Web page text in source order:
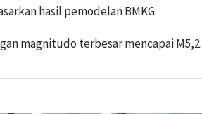
hasil pemodelan BMKG.
magnitudo terbesar mencapai M5,2.